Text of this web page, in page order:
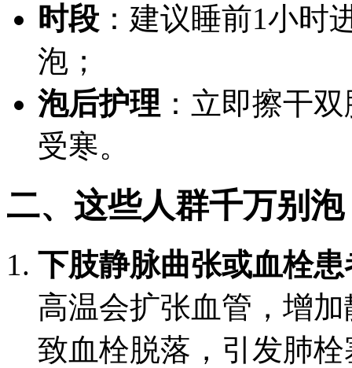
时段 ：建议睡前1小时
泡；
泡后护理 ：立即擦干
受寒。
二、这些人群千万别
下肢静脉曲张或血栓患
高温会扩张血管，增
致血栓脱落，引发肺